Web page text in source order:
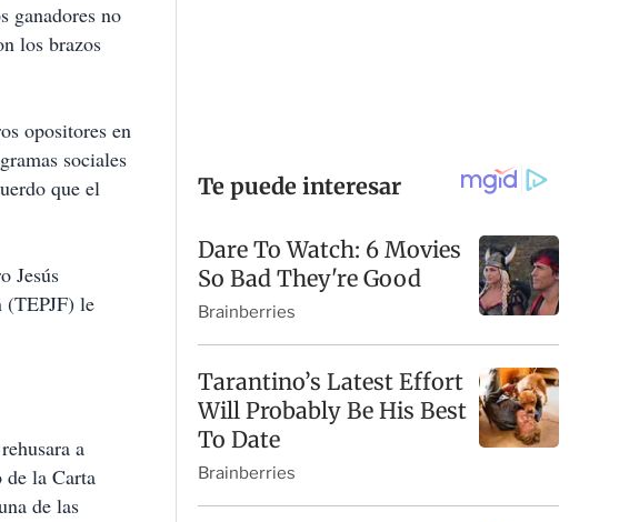
ganadores no
los brazos
opositores en
sociales
que el
Jesús
(TEPJF) le
a
la Carta
de las